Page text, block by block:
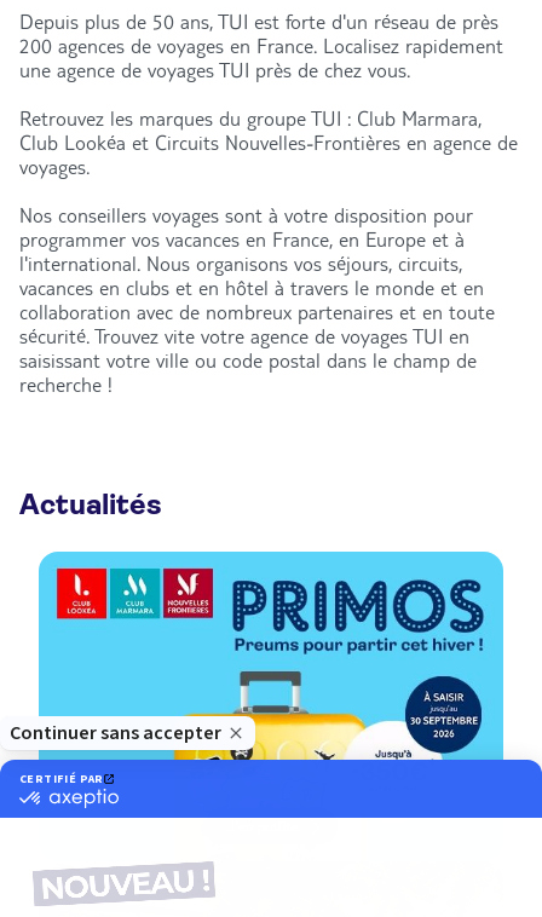
Depuis plus de 50 ans, TUI est forte d'un réseau de près
200 agences de voyages en France. Localisez rapidement
une agence de voyages TUI près de chez vous.
Retrouvez les marques du groupe TUI : Club Marmara,
Club Lookéa et Circuits Nouvelles-Frontières en agence de
voyages.
Nos conseillers voyages sont à votre disposition pour
programmer vos vacances en France, en Europe et à
l'international. Nous organisons vos séjours, circuits,
vacances en clubs et en hôtel à travers le monde et en
collaboration avec de nombreux partenaires et en toute
sécurité. Trouvez vite votre agence de voyages TUI en
saisissant votre ville ou code postal dans le champ de
recherche !
Actualités